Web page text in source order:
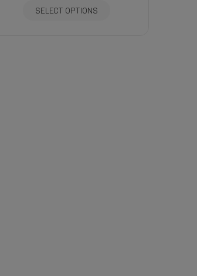
SELECT OPTIONS